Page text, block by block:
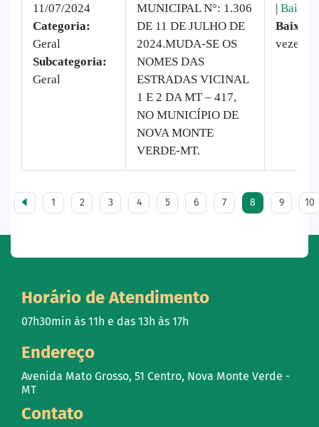
11/07/2024
Categoria:
Geral
Subcategoria:
Geral
MUNICIPAL N°: 1.306
DE 11 DE JULHO DE
2024.MUDA-SE OS
NOMES DAS
ESTRADAS VICINAL
1 E 2 DA MT – 417,
NO MUNICÍPIO DE
NOVA MONTE
VERDE-MT.
| Baixar
vezes
1 2 3 4 5 6 7 8 9 10
Horário de Atendimento
07h30min às 11h e das 13h às 17h
Endereço
Avenida Mato Grosso, 51 Centro, Nova Monte Verde -
MT
Contato